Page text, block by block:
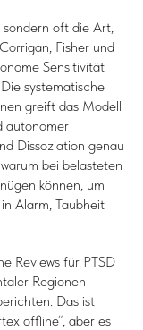
oft die Art,
Fisher und
Sensitivität
systematische
greift das Modell
autonomer
Dissoziation genau
bei belasteten
können, um
Alarm, Taubheit
Reviews für PTSD
Regionen
Das ist
offline“, aber es